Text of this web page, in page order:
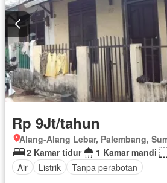
Rp 9Jt/tahun
Alang-Alang Lebar, Palembang,
2 Kamar tidur
1 Kamar mandi
Air
Listrik Tanpa perabotan